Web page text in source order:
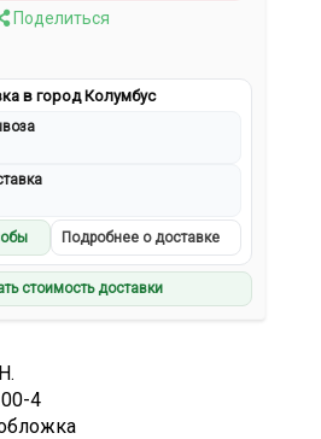
Поделиться
в город Колумбус
Подробнее о доставке
стоимость доставки
4